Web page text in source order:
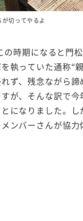
が切ってやるよ
時期になると門
執っていた通称“
ず、残念ながら諦
が、そんな訳で
になりました。
ンバーさんが協力